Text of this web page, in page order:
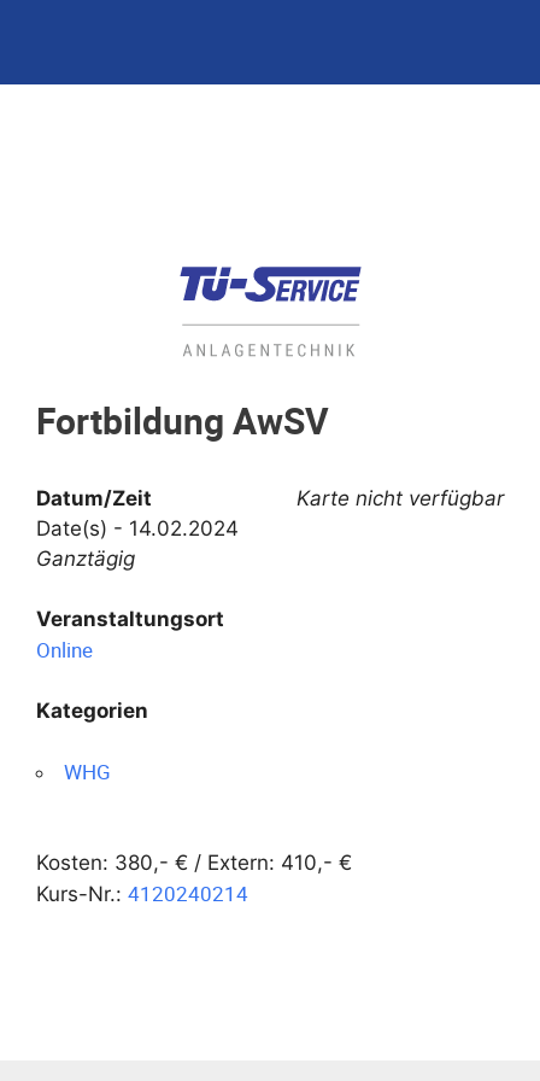
Fortbildung AwSV
Karte nicht verfügbar
Datum/Zeit
Date(s) - 14.02.2024
Ganztägig
Veranstaltungsort
Online
Kategorien
WHG
Kosten: 380,- € / Extern: 410,- €
Kurs-Nr.: 4120240214